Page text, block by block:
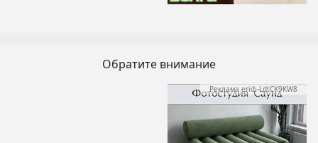
Обратите внимание
Реклама erid: LdtCK9KW8